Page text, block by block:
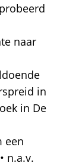
naar
in
in De
een
n.a.v.